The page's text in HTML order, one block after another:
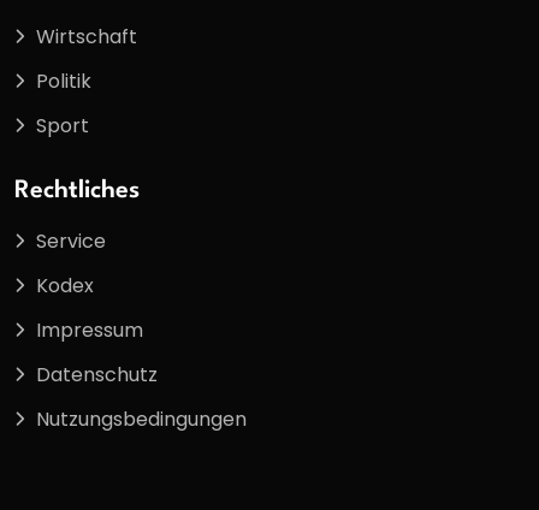
Wirtschaft
Politik
Sport
Rechtliches
Service
Kodex
Impressum
Datenschutz
Nutzungsbedingungen